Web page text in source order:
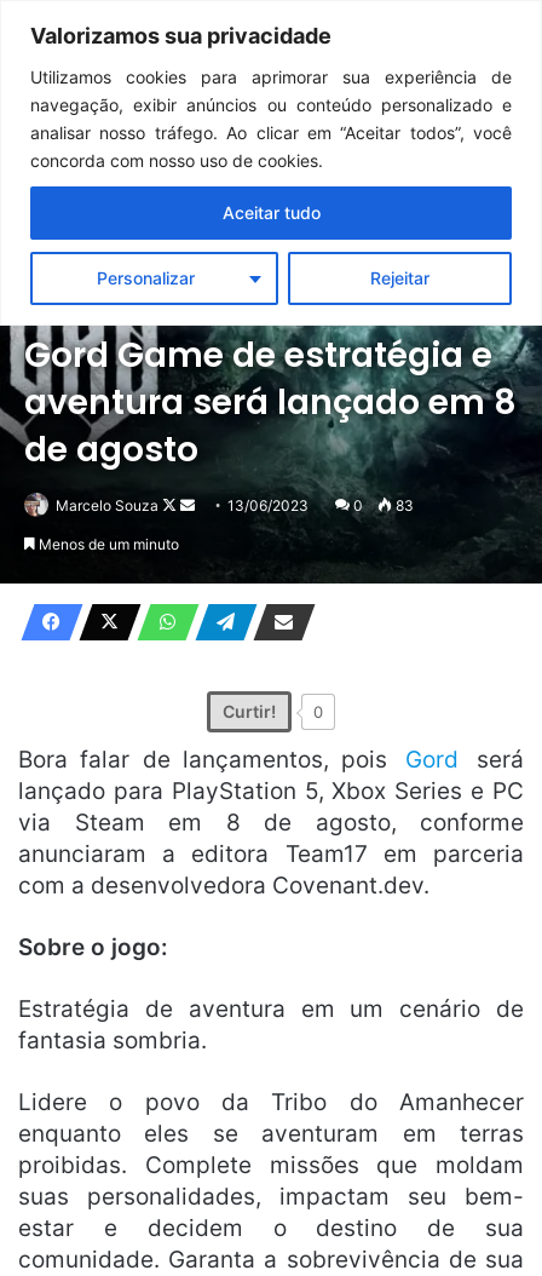
Valorizamos sua privacidade
Utilizamos cookies para aprimorar sua experiência de
navegação, exibir anúncios ou conteúdo personalizado e
analisar nosso tráfego. Ao clicar em “Aceitar todos”, você
concorda com nosso uso de cookies.
Personalizar Rejeitar
Aceitar tudo
Menu
Notícias PC PlayStation Xbox
Gord Game de estratégia e
aventura será lançado em 8
de agosto
Marcelo Souza
Follow
Mande13/06/2023 0 83
Menos de um minuto
Curtir! 0
Bora falar de lançamentos, pois Gord
será
lançado para PlayStation 5, Xbox Series e PC
via Steam em 8 de agosto, conforme
anunciaram a editora Team17 em parceria
com a desenvolvedora Covenant.dev.
Sobre o jogo:
Estratégia de aventura em um cenário de
fantasia sombria.
Lidere o povo da Tribo do Amanhecer
enquanto eles se aventuram em terras
proibidas. Complete missões que moldam
suas personalidades, impactam seu bem-
estar e decidem o destino de sua
comunidade. Garanta a sobrevivência de sua